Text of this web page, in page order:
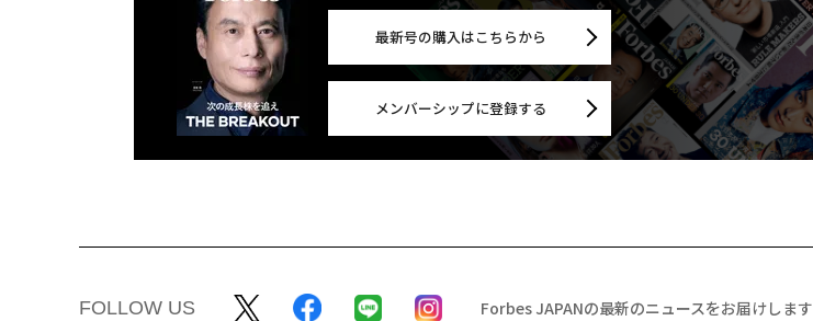
最新号の購入はこちらから
メンバーシップに登録する
FOLLOW US Forbes JAPANの最新のニュースをお届けします